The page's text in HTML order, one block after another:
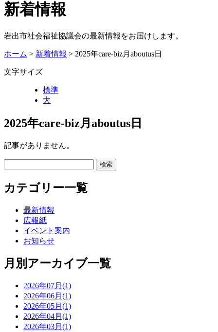
新着情報
岩出市社会福祉協議会の最新情報をお届けします。
ホーム > 新着情報 > 2025年care-biz月aboutus日
文字サイズ
標準
大
2025年care-biz月aboutus日
記事がありません。
カテゴリー一覧
最新情報
広報紙
イベント案内
お知らせ
月別アーカイブ一覧
2026年07月(1)
2026年06月(1)
2026年05月(1)
2026年04月(1)
2026年03月(1)